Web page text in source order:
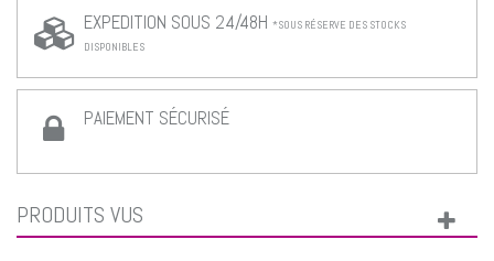
EXPEDITION SOUS 24/48H *SOUS RÉSERVE DES STOCKS
DISPONIBLES
PAIEMENT SÉCURISÉ
PRODUITS VUS